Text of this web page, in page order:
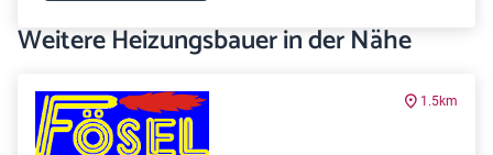
Weitere Heizungsbauer in der Nähe
1.5km